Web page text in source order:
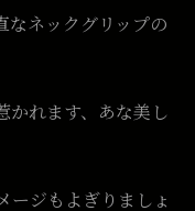
なネックグリップの
かれます、あな美し
ージもよぎりましょ